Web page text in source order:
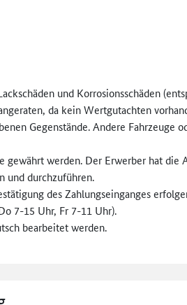
und Korrosionsschäden
da kein Wertgutachten
Gegenstände. Andere Fahrzeuge
werden. Der Erwerber hat die
und durchzuführen.
des Zahlungseinganges
7-15 Uhr, Fr 7-11 Uhr).
bearbeitet werden.